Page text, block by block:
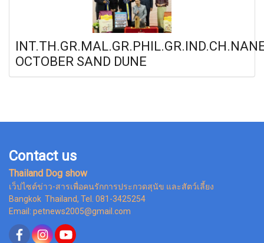
OCTOBER SAND DUNE
Contact us
Thailand Dog show
เว็ปไซต์ข่าว-สารเพื่อคนรักการประกวดสุนัข และสัตว์เลี้ยง
Bangkok Thailand, Tel. 081-3425254
Email: petnews2005@gmail.com